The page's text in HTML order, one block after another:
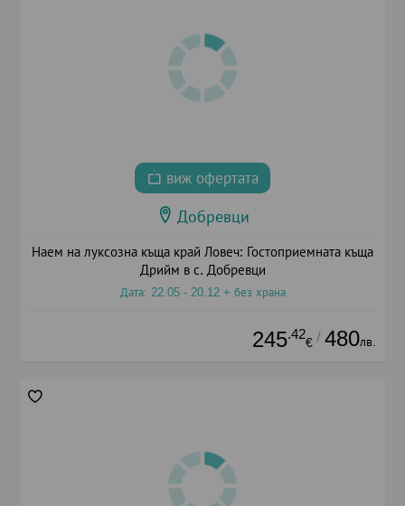
виж офертата
Добревци
Наем на луксозна къща край Ловеч: Гостоприемната къща
Дрийм в с. Добревци
Дата: 22.05 - 20.12 + без храна
245.42
€ / 480лв.